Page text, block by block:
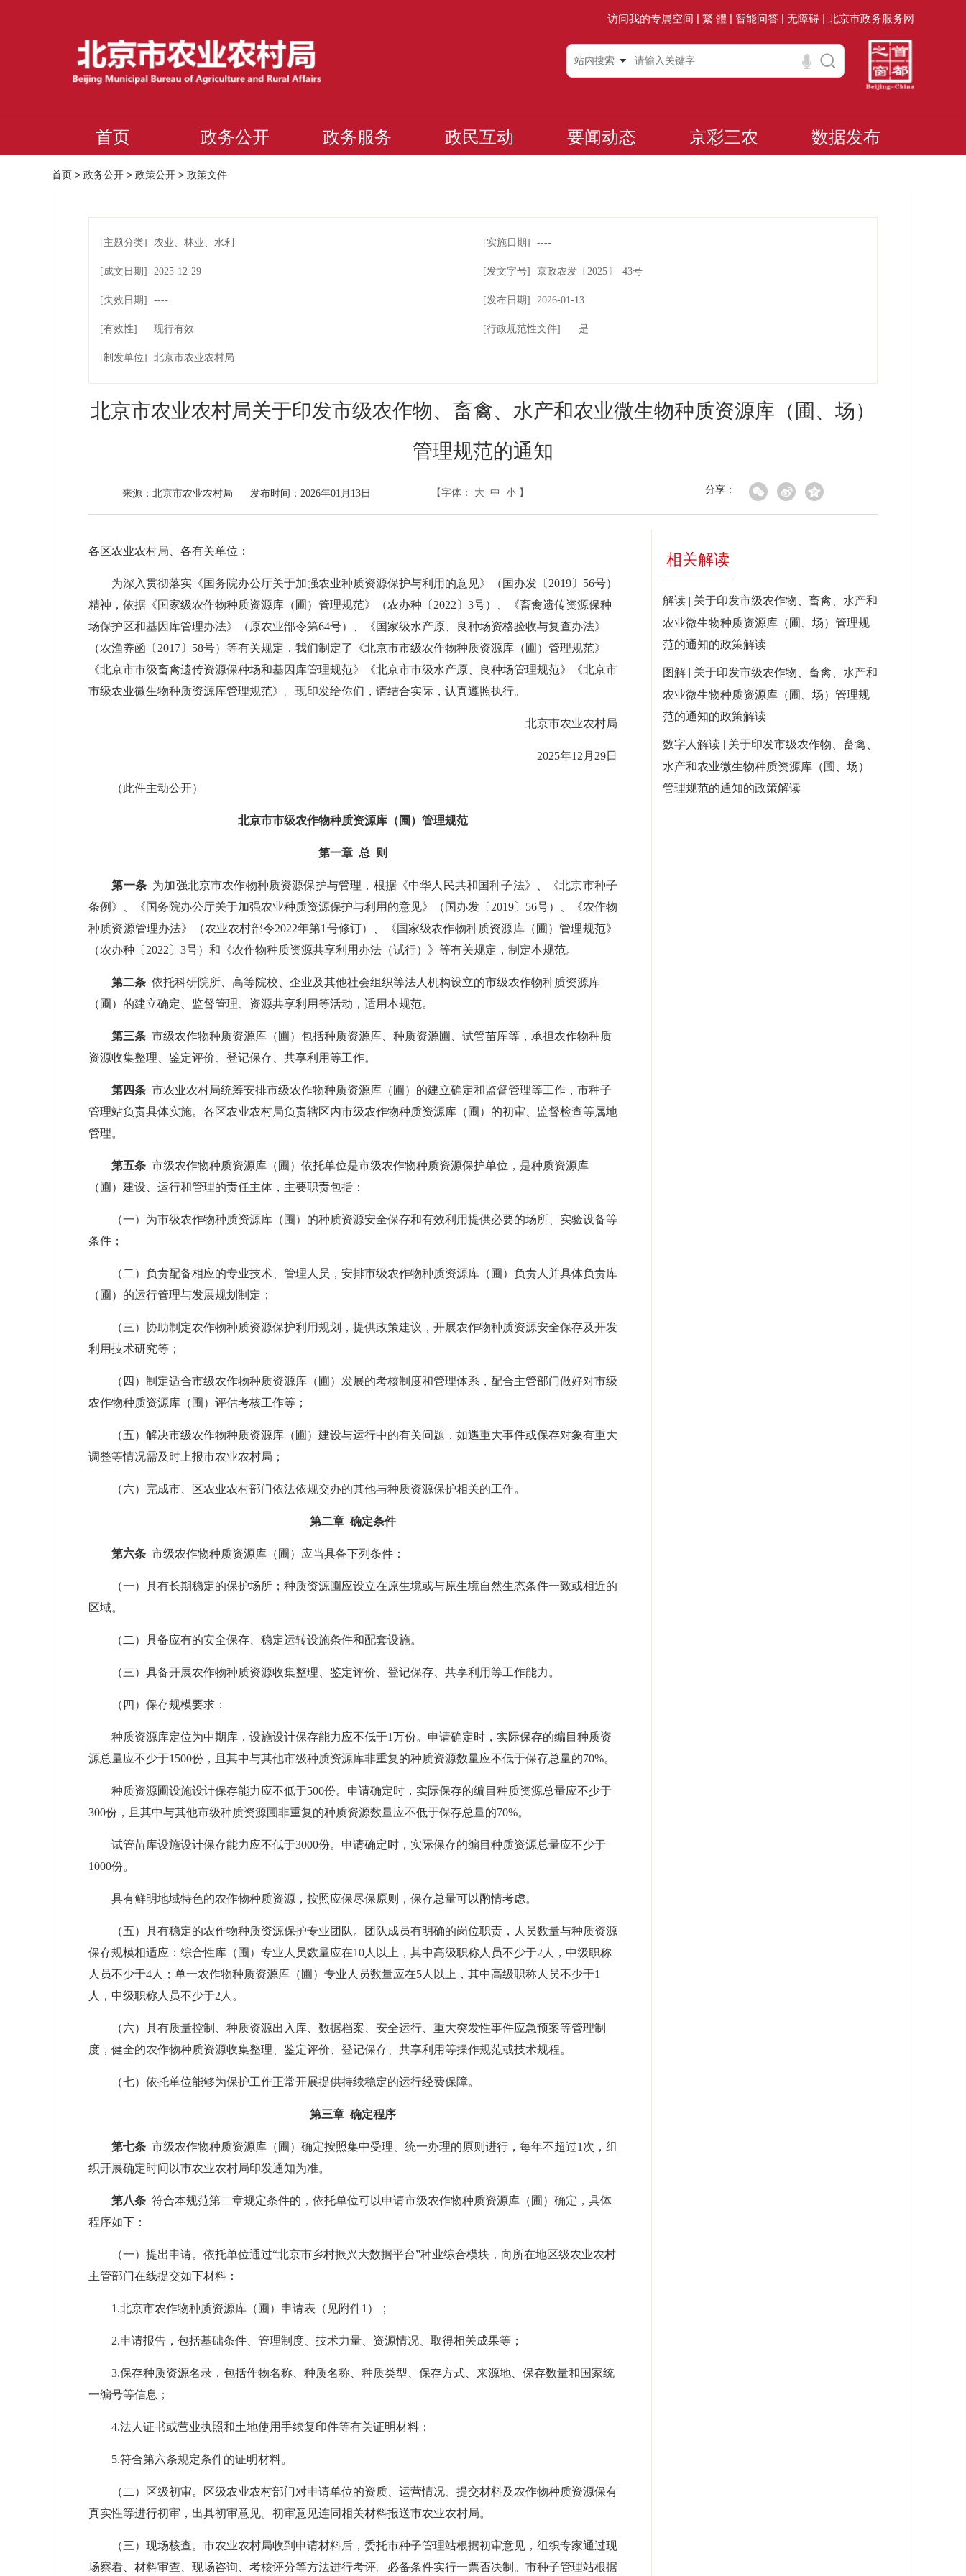
访问我的专属空间 | 繁 體 | 智能问答 | 无障碍 | 北京市政务服务网
站内搜索
首页 政务公开 政务服务 政民互动 要闻动态 京彩三农 数据发布
首页 > 政务公开 > 政策公开 > 政策文件
[主题分类] 农业、林业、水利 [实施日期] ----
[成文日期] 2025-12-29
00:00:00
[发文字号] 京政农发〔2025〕 43号
[失效日期] ---- [发布日期] 2026-01-13
16:32:19
[有效性] 现行有效 [行政规范性文件] 是
[制发单位] 北京市农业农村局
北京市农业农村局关于印发市级农作物、畜禽、水产和农业微生物种质资源库（圃、场）
管理规范的通知
来源： 北京市农业农村局 发布时间：2026年01月13日 【字体： 大 中 小 】 分享：
各区农业农村局、各有关单位：
为深入贯彻落实《国务院办公厅关于加强农业种质资源保护与利用的意见》（国办发〔2019〕56号）
精神，依据《国家级农作物种质资源库（圃）管理规范》（农办种〔2022〕3号）、《畜禽遗传资源保种
场保护区和基因库管理办法》（原农业部令第64号）、《国家级水产原、良种场资格验收与复查办法》
（农渔养函〔2017〕58号）等有关规定，我们制定了《北京市市级农作物种质资源库（圃）管理规范》
《北京市市级畜禽遗传资源保种场和基因库管理规范》《北京市市级水产原、良种场管理规范》《北京市
市级农业微生物种质资源库管理规范》。现印发给你们，请结合实际，认真遵照执行。
北京市农业农村局
2025年12月29日
（此件主动公开）
北京市市级农作物种质资源库（圃）管理规范
第一章 总 则
第一条 为加强北京市农作物种质资源保护与管理，根据《中华人民共和国种子法》、《北京市种子
条例》、《国务院办公厅关于加强农业种质资源保护与利用的意见》（国办发〔2019〕56号）、《农作物
种质资源管理办法》（农业农村部令2022年第1号修订）、《国家级农作物种质资源库（圃）管理规范》
（农办种〔2022〕3号）和《农作物种质资源共享利用办法（试行）》等有关规定，制定本规范。
第二条 依托科研院所、高等院校、企业及其他社会组织等法人机构设立的市级农作物种质资源库
（圃）的建立确定、监督管理、资源共享利用等活动，适用本规范。
第三条 市级农作物种质资源库（圃）包括种质资源库、种质资源圃、试管苗库等，承担农作物种质
资源收集整理、鉴定评价、登记保存、共享利用等工作。
第四条 市农业农村局统筹安排市级农作物种质资源库（圃）的建立确定和监督管理等工作，市种子
管理站负责具体实施。各区农业农村局负责辖区内市级农作物种质资源库（圃）的初审、监督检查等属地
管理。
第五条 市级农作物种质资源库（圃）依托单位是市级农作物种质资源保护单位，是种质资源库
（圃）建设、运行和管理的责任主体，主要职责包括：
（一）为市级农作物种质资源库（圃）的种质资源安全保存和有效利用提供必要的场所、实验设备等
条件；
（二）负责配备相应的专业技术、管理人员，安排市级农作物种质资源库（圃）负责人并具体负责库
（圃）的运行管理与发展规划制定；
（三）协助制定农作物种质资源保护利用规划，提供政策建议，开展农作物种质资源安全保存及开发
利用技术研究等；
（四）制定适合市级农作物种质资源库（圃）发展的考核制度和管理体系，配合主管部门做好对市级
农作物种质资源库（圃）评估考核工作等；
（五）解决市级农作物种质资源库（圃）建设与运行中的有关问题，如遇重大事件或保存对象有重大
调整等情况需及时上报市农业农村局；
（六）完成市、区农业农村部门依法依规交办的其他与种质资源保护相关的工作。
第二章 确定条件
第六条 市级农作物种质资源库（圃）应当具备下列条件：
（一）具有长期稳定的保护场所；种质资源圃应设立在原生境或与原生境自然生态条件一致或相近的
区域。
（二）具备应有的安全保存、稳定运转设施条件和配套设施。
（三）具备开展农作物种质资源收集整理、鉴定评价、登记保存、共享利用等工作能力。
（四）保存规模要求：
种质资源库定位为中期库，设施设计保存能力应不低于1万份。申请确定时，实际保存的编目种质资
源总量应不少于1500份，且其中与其他市级种质资源库非重复的种质资源数量应不低于保存总量的70%。
种质资源圃设施设计保存能力应不低于500份。申请确定时，实际保存的编目种质资源总量应不少于
300份，且其中与其他市级种质资源圃非重复的种质资源数量应不低于保存总量的70%。
试管苗库设施设计保存能力应不低于3000份。申请确定时，实际保存的编目种质资源总量应不少于
1000份。
具有鲜明地域特色的农作物种质资源，按照应保尽保原则，保存总量可以酌情考虑。
（五）具有稳定的农作物种质资源保护专业团队。团队成员有明确的岗位职责，人员数量与种质资源
保存规模相适应：综合性库（圃）专业人员数量应在10人以上，其中高级职称人员不少于2人，中级职称
人员不少于4人；单一农作物种质资源库（圃）专业人员数量应在5人以上，其中高级职称人员不少于1
人，中级职称人员不少于2人。
（六）具有质量控制、种质资源出入库、数据档案、安全运行、重大突发性事件应急预案等管理制
度，健全的农作物种质资源收集整理、鉴定评价、登记保存、共享利用等操作规范或技术规程。
（七）依托单位能够为保护工作正常开展提供持续稳定的运行经费保障。
第三章 确定程序
第七条 市级农作物种质资源库（圃）确定按照集中受理、统一办理的原则进行，每年不超过1次，组
织开展确定时间以市农业农村局印发通知为准。
第八条 符合本规范第二章规定条件的，依托单位可以申请市级农作物种质资源库（圃）确定，具体
程序如下：
（一）提出申请。依托单位通过“北京市乡村振兴大数据平台”种业综合模块，向所在地区级农业农村
主管部门在线提交如下材料：
1.北京市农作物种质资源库（圃）申请表（见附件1）；
2.申请报告，包括基础条件、管理制度、技术力量、资源情况、取得相关成果等；
3.保存种质资源名录，包括作物名称、种质名称、种质类型、保存方式、来源地、保存数量和国家统
一编号等信息；
4.法人证书或营业执照和土地使用手续复印件等有关证明材料；
5.符合第六条规定条件的证明材料。
（二）区级初审。区级农业农村部门对申请单位的资质、运营情况、提交材料及农作物种质资源保有
真实性等进行初审，出具初审意见。初审意见连同相关材料报送市农业农村局。
（三）现场核查。市农业农村局收到申请材料后，委托市种子管理站根据初审意见，组织专家通过现
场察看、材料审查、现场咨询、考核评分等方法进行考评。必备条件实行一票否决制。市种子管理站根据
相关解读
解读 | 关于印发市级农作物、畜禽、水产和
农业微生物种质资源库（圃、场）管理规
范的通知的政策解读
图解 | 关于印发市级农作物、畜禽、水产和
农业微生物种质资源库（圃、场）管理规
范的通知的政策解读
数字人解读 | 关于印发市级农作物、畜禽、
水产和农业微生物种质资源库（圃、场）
管理规范的通知的政策解读